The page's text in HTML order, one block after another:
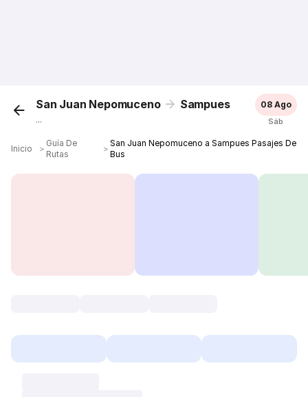
San Juan Nepomuceno Sampues
...
08 Ago
Sáb
Inicio ＞
Guía De
Rutas
＞
San Juan Nepomuceno a Sampues Pasajes De
Bus